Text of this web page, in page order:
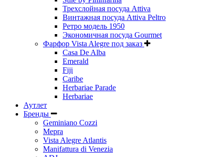
Трехслойная посуда Attiva
Винтажная посуда Attiva Peltro
Ретро модель 1950
Экономичная посуда Gourmet
Фарфор Vista Alegre под заказ
Casa De Alba
Emerald
Fiji
Caribe
Herbariae Parade
Herbariae
Аутлет
Бренды
Geminiano Cozzi
Mepra
Vista Alegre Atlantis
Manifattura di Venezia